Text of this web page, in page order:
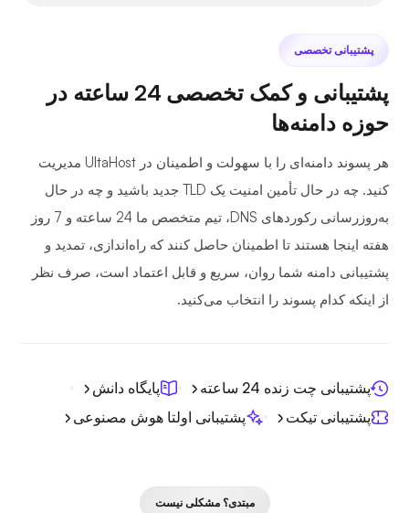
پشتیبانی تخصصی
پشتیبانی و کمک تخصصی 24 ساعته در
حوزه دامنه‌ها
هر پسوند دامنه‌ای را با سهولت و اطمینان در UltaHost مدیریت
کنید. چه در حال تأمین امنیت یک TLD جدید باشید و چه در حال
به‌روزرسانی رکوردهای DNS، تیم متخصص ما 24 ساعته و 7 روز
هفته اینجا هستند تا اطمینان حاصل کنند که راه‌اندازی، تمدید و
پشتیبانی دامنه شما روان، سریع و قابل اعتماد است، صرف نظر
از اینکه کدام پسوند را انتخاب می‌کنید.
پشتیبانی چت زنده 24 ساعته
پایگاه دانش
پشتیبانی تیکت
پشتیبانی اولتا هوش مصنوعی
مبتدی؟ مشکلی نیست